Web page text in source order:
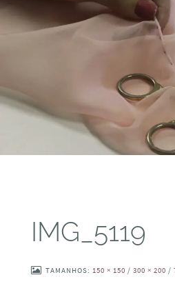
IMG_5119
TAMANHOS: 150 × 150 / 300 × 200 /